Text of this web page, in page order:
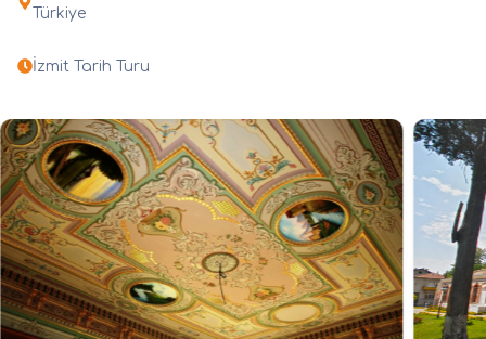
Türkiye
İzmit Tarih Turu